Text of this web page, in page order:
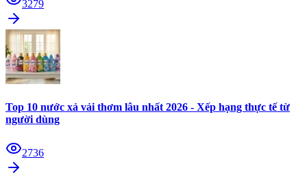
3279
Top 10 nước xả vải thơm lâu nhất 2026 - Xếp hạng thực tế từ
người dùng
2736